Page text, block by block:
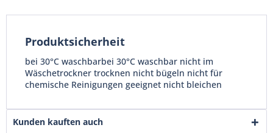
Produktsicherheit
bei 30°C waschbarbei 30°C waschbar nicht im
Wäschetrockner trocknen nicht bügeln nicht für
chemische Reinigungen geeignet nicht bleichen
Kunden kauften auch